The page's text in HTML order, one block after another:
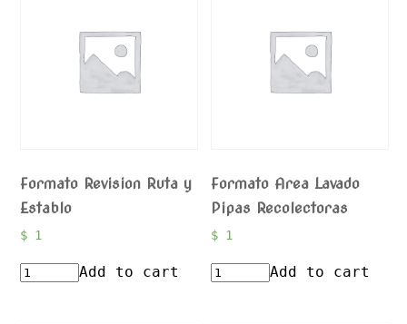
Formato Revision Ruta y
Establo
$1
Add to cart
Formato Area Lavado
Pipas Recolectoras
$ 1
Add to cart